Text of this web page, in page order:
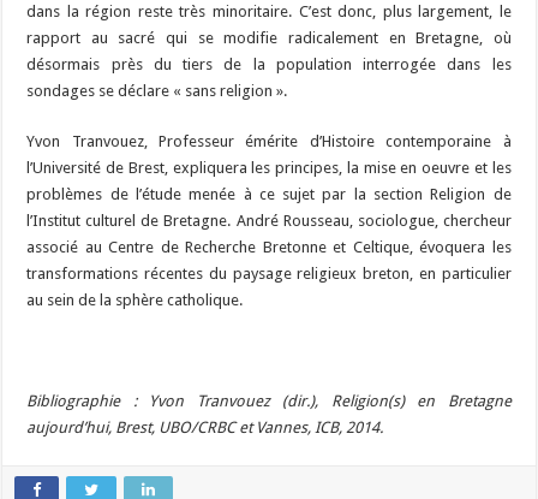
dans la région reste très minoritaire. C’est donc, plus largement, le
rapport au sacré qui se modifie radicalement en Bretagne, où
désormais près du tiers de la population interrogée dans les
sondages se déclare « sans religion ».
Yvon Tranvouez, Professeur émérite d’Histoire contemporaine à
l’Université de Brest, expliquera les principes, la mise en oeuvre et les
problèmes de l’étude menée à ce sujet par la section Religion de
l’Institut culturel de Bretagne. André Rousseau, sociologue, chercheur
associé au Centre de Recherche Bretonne et Celtique, évoquera les
transformations récentes du paysage religieux breton, en particulier
au sein de la sphère catholique.
Bibliographie : Yvon Tranvouez (dir.), Religion(s) en Bretagne
aujourd’hui, Brest, UBO/CRBC et Vannes, ICB, 2014.